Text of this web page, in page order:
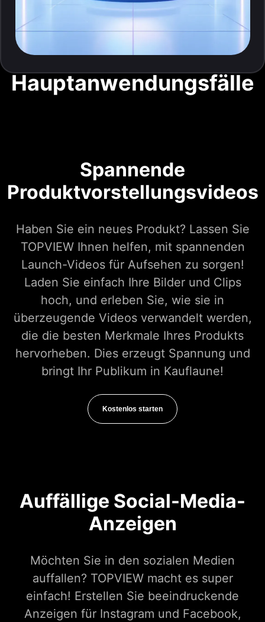
Hauptanwendungsfälle
Spannende
Produktvorstellungsvideos
Haben Sie ein neues Produkt? Lassen Sie
TOPVIEW Ihnen helfen, mit spannenden
Launch-Videos für Aufsehen zu sorgen!
Laden Sie einfach Ihre Bilder und Clips
hoch, und erleben Sie, wie sie in
überzeugende Videos verwandelt werden,
die die besten Merkmale Ihres Produkts
hervorheben. Dies erzeugt Spannung und
bringt Ihr Publikum in Kauflaune!
Kostenlos starten
Auffällige Social-Media-
Anzeigen
Möchten Sie in den sozialen Medien
auffallen? TOPVIEW macht es super
einfach! Erstellen Sie beeindruckende
Anzeigen für Instagram und Facebook,